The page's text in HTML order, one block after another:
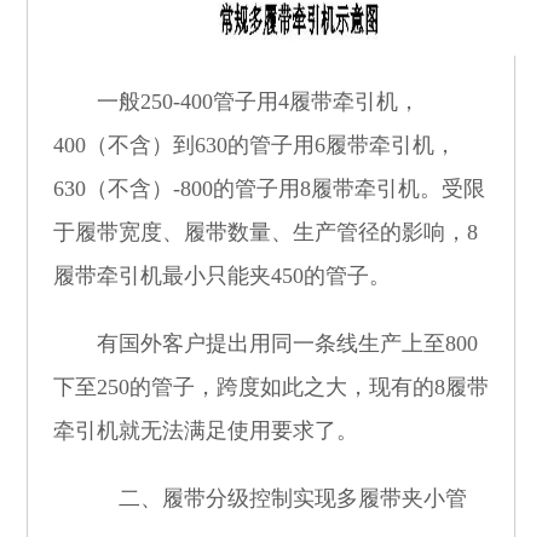
一般250-400管子用4履带牵引机，
400（不含）到 630的管子用6履带牵引机，
630（不含） -800的管子用8履带牵引机。受限
于履带宽度、履带数量、生产管径的影响， 8
履带牵引机最小只能夹450的管子。
有国外客户提出用同一条线生产上至800
下至250的管子，跨度如此之大，现有的8履带
牵引机就无法满足使用要求了。
二、履带分级控制实现多履带夹小管